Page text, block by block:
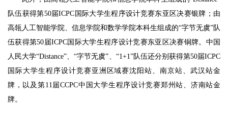
队伍获得第50届ICPC国际大学生程序设计竞赛东亚区决赛银牌；由
高瓴人工智能学院、信息学院和数学学院本科生组成的“字节无虞”队
伍获得第50届ICPC国际大学生程序设计竞赛东亚区决赛铜牌。中国
人民大学“Distance”、“字节无虞”、“1+1”队伍还分别获得第50届ICPC
国际大学生程序设计竞赛亚洲区域赛沈阳站、南京站、武汉站金
牌，以及第11届CCPC中国大学生程序设计竞赛郑州站、济南站金
牌。